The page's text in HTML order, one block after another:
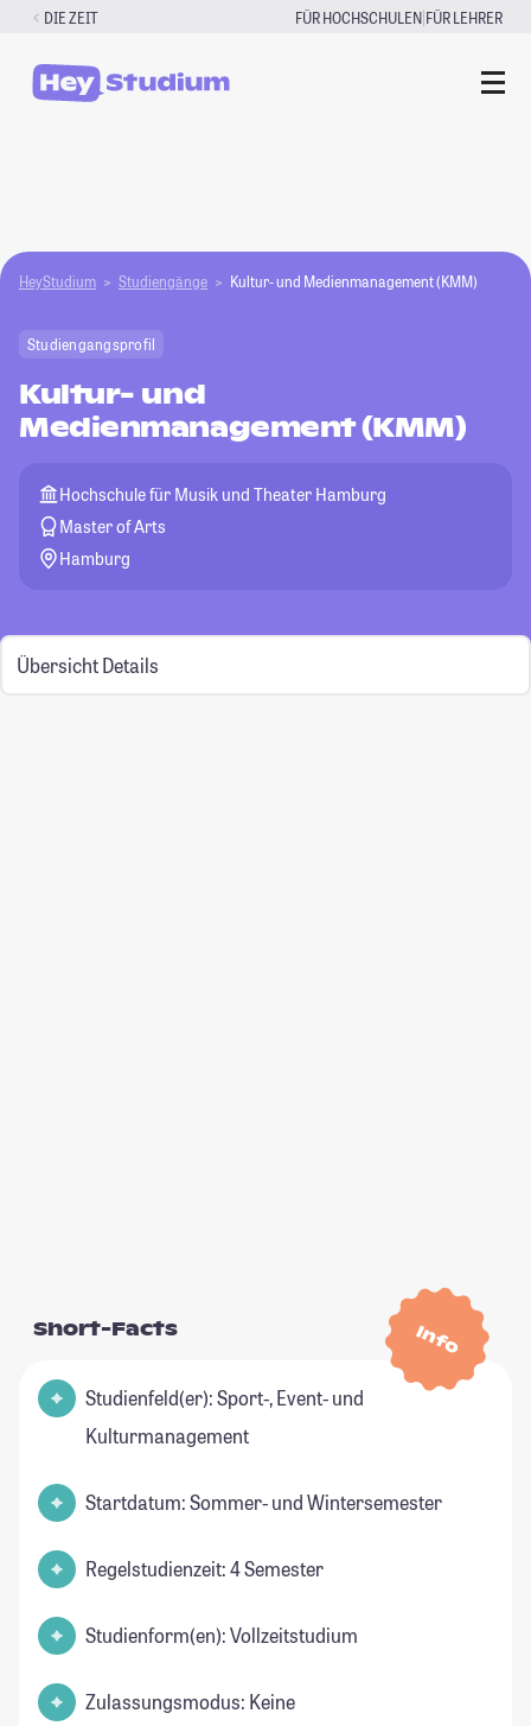
Zum
springen
DIE ZEIT FÜR HOCHSCHULEN|FÜR LEHRER
HeyStudium Studiengänge Kultur- und Medienmanagement (KMM)
Studiengangsprofil
Kultur- und
Medienmanagement (KMM)
Hochschule für Musik und Theater Hamburg
Master of Arts
Hamburg
Übersicht Details
Info
Short-Facts
Studienfeld(er): Sport-, Event- und
Kulturmanagement
Startdatum: Sommer- und Wintersemester
Regelstudienzeit: 4 Semester
Studienform(en): Vollzeitstudium
Zulassungsmodus: Keine